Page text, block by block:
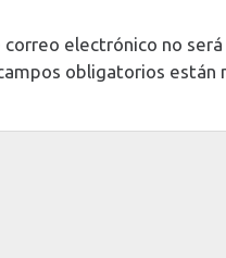
correo electrónico no será
obligatorios están